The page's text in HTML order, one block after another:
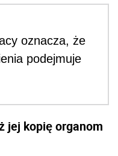
oznacza, że
podejmuje
jej kopię organom